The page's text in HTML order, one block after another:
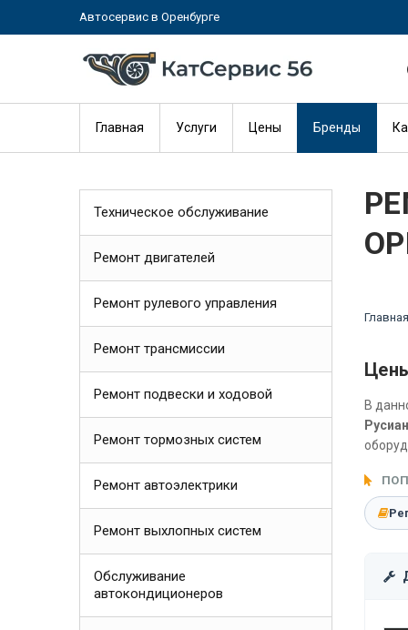
Автосервис в Оренбурге
Главная Услуги Цены Бренды
Главная
В
Техническое обслуживание
Ремонт двигателей
Ремонт рулевого управления
Ремонт трансмиссии
Ремонт подвески и ходовой
Ремонт тормозных систем
Ремонт автоэлектрики
Ремонт выхлопных систем
Обслуживание
автокондиционеров